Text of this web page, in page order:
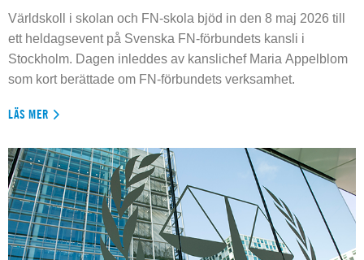
Världskoll i skolan och FN-skola bjöd in den 8 maj 2026 till
ett heldagsevent på Svenska FN-förbundets kansli i
Stockholm. Dagen inleddes av kanslichef Maria Appelblom
som kort berättade om FN-förbundets verksamhet.
LÄS MER